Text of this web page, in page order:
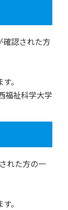
確認された方
。
福祉科学大学
れた方の一
。